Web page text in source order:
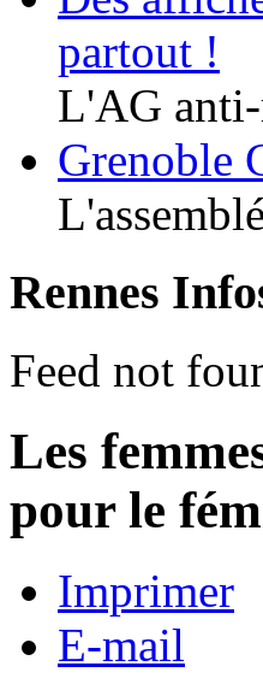
partout !
L'AG
Grenoble
Rennes
Feed not
Les
pour le
Imprimer
E-mail